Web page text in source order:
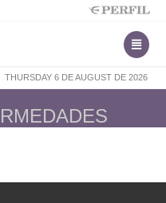
THURSDAY 6 DE AUGUST DE 2026